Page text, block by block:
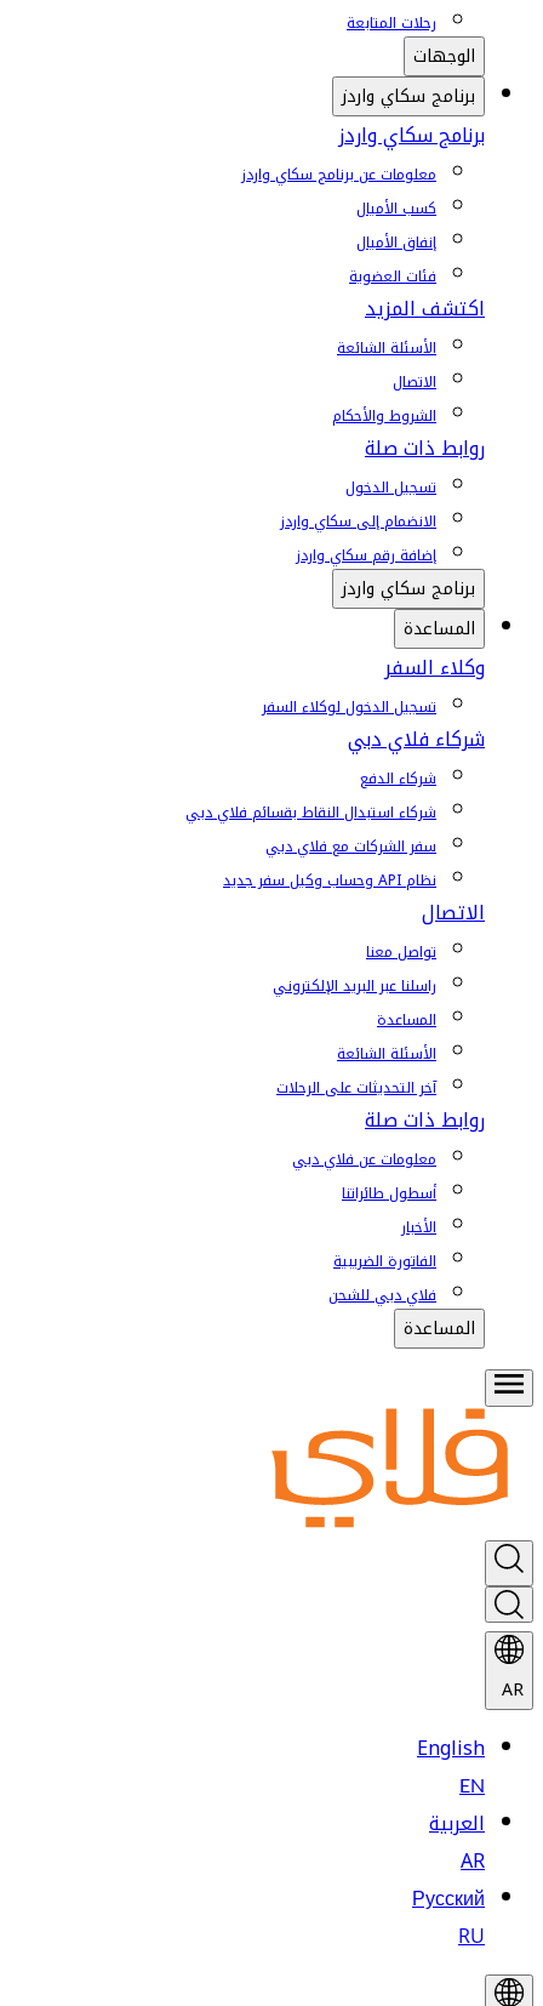
رحلات المتابعة
الوجهات
برنامج سكاي واردز
برنامج سكاي واردز
معلومات عن برنامج سكاي واردز
كسب الأميال
إنفاق الأميال
فئات العضوية
اكتشف المزيد
الأسئلة الشائعة
الاتصال
الشروط والأحكام
روابط ذات صلة
تسجيل الدخول
الانضمام إلى سكاي واردز
إضافة رقم سكاي واردز
برنامج سكاي واردز
المساعدة
وكلاء السفر
تسجيل الدخول لوكلاء السفر
شركاء فلاي دبي
شركاء الدفع
شركاء استبدال النقاط بقسائم فلاي دبي
سفر الشركات مع فلاي دبي
نظام API وحساب وكيل سفر جديد
الاتصال
تواصل معنا
راسلنا عبر البريد الإلكتروني
المساعدة
الأسئلة الشائعة
آخر التحديثات على الرحلات
روابط ذات صلة
معلومات عن فلاي دبي
أسطول طائراتنا
الأخبار
الفاتورة الضريبية
فلاي دبي للشحن
المساعدة
AR
English
EN
العربية
AR
Русский
RU